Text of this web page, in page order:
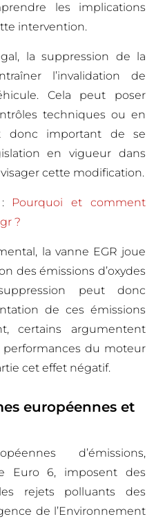
les implications
intervention.
la suppression de la
l’invalidation de
Cela peut poser
techniques ou en
donc important de se
en vigueur dans
cette modification.
Pourquoi et comment
?
la vanne EGR joue
des émissions d’oxydes
peut donc
de ces émissions
certains argumentent
performances du moteur
cet effet négatif.
européennes et
d’émissions,
Euro 6, imposent des
rejets polluants des
de l’Environnement